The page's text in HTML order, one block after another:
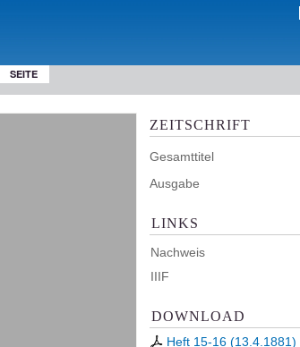
SEITE
ZEITSCHRIFT
Gesamttitel
Ausgabe
LINKS
Nachweis
IIIF
DOWNLOAD
Heft 15-16 (13.4.1881)